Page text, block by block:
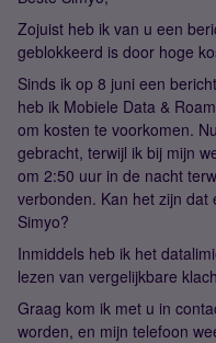
Zojuist heb ik van u een
geblokkeerd is door hoge
Sinds ik op 8 juni een
heb ik Mobiele Data &
om kosten te voorkomen.
gebracht, terwijl ik bij mijn
om 2:50 uur in de nacht
verbonden. Kan het zijn
Simyo?
Inmiddels heb ik het
lezen van vergelijkbare
Graag kom ik met u in
worden, en mijn telefoon